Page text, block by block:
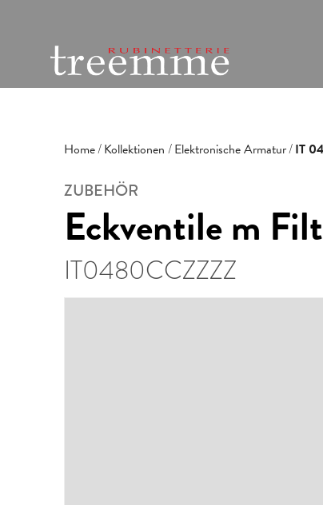
Home Kollektionen Elektronische Armatur IT
ZUBEHÖR
Eckventile m
IT0480CCZZZZ